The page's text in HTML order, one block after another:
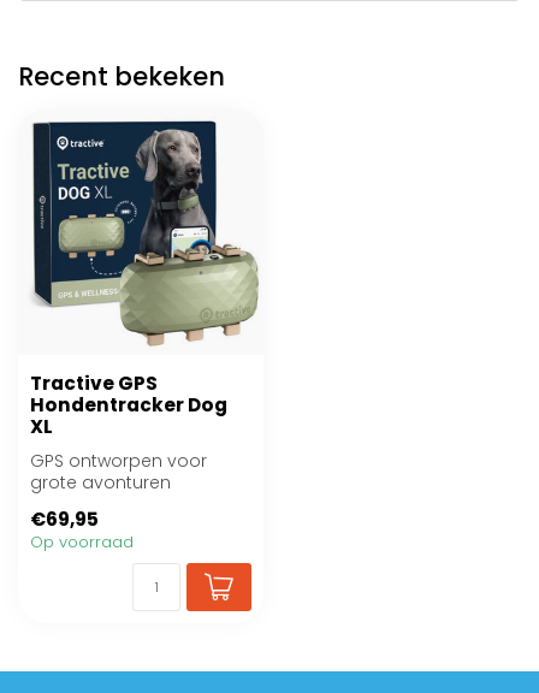
Recent bekeken
Tractive GPS
Hondentracker Dog
XL
GPS ontworpen voor
grote avonturen
€69,95
Op voorraad